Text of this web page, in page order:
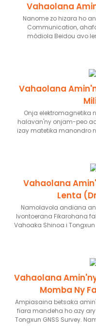
Vahaolana
Nanome zo hizara ho
Communication,
môdiola Beidou avo
eo
Vahaolana
Onja elektromagnetika
halavan'ny onjam-peo
izay matetika manondro
fivoaran'ny
azy amin'ny sehatry
automation indostrialy,
ary ny zava-misy
antenaina handray
amerikana amin'ny
taona 2035, izay
Vahaolana
Lenta
Namolavola andiana
Ivontoerana Fikarohana
Vahoaka Shinoa i
loharano
zanabolana, antenne
enta-mavesatra hafa.
fitetezana, Beidou
fiaramanidina mpiady
ary manome lasibatra
Vahaolana
Momba Ny
Ampiasaina betsaka
fiara mandeha ho azy
Tongxun GNSS Survey.